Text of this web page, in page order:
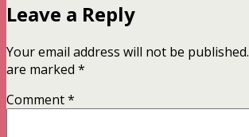
Leave a Reply
Your email address will not be published.
are marked *
Comment*